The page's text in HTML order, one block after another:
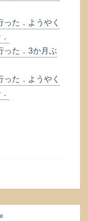
た．ようやく
った．3か月ぶ
た．ようやく